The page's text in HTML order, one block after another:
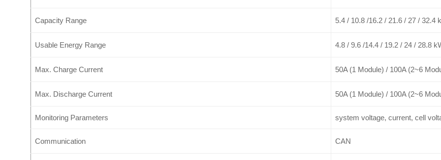
Capacity Range 5.4 / 10.8 /16.2 / 21.6 / 27 / 32.4
Usable Energy Range 4.8 / 9.6 /14.4 / 19.2 / 24 / 28.8
Max. Charge Current 50A (1 Module) / 100A (2~6
Max. Discharge Current 50A (1 Module) / 100A (2~6
Monitoring Parameters system voltage, current, cell
Communication CAN